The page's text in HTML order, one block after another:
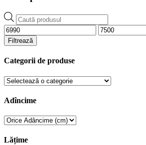
Products
search
Preț
minim
Preț
maxim
Filtrează
Categorii de produse
Adîncime
Lățime